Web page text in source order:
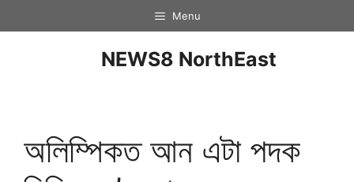
Menu
NEWS8 NorthEast
অলিম্পিকত আন এটা পদক